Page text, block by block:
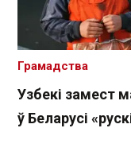
Узбекі замест
ў Беларусі
Грамадства